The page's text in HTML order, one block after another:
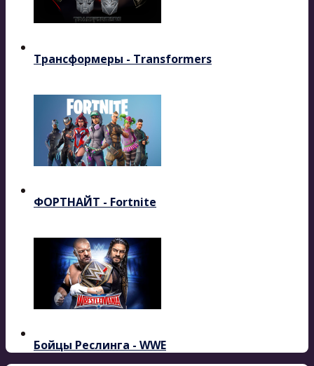
Трансформеры - Transformers
ФОРТНАЙТ - Fortnite
Бойцы Реслинга - WWE